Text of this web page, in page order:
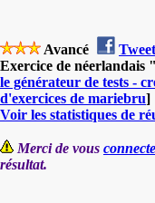
Avancé
Exercice de néerlandais
le générateur de tests -
d'exercices de mariebru]
Voir les statistiques de
Merci de vous
résultat.